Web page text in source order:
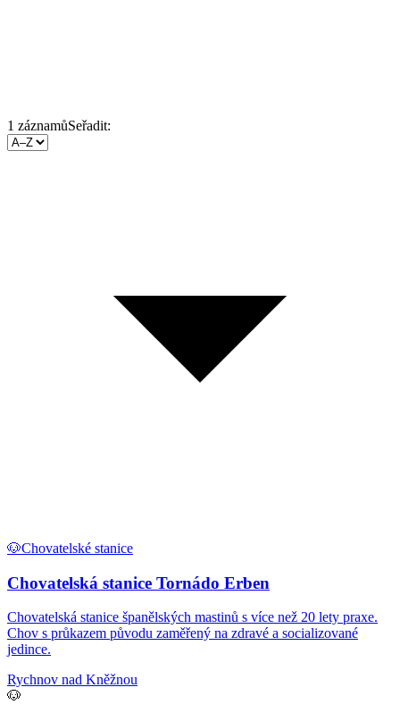
1 záznamůSeřadit:
🐶Chovatelské stanice
Chovatelská stanice Tornádo Erben
Chovatelská stanice španělských mastinů s více než 20 lety praxe.
Chov s průkazem původu zaměřený na zdravé a socializované
jedince.
Rychnov nad Kněžnou
🐶